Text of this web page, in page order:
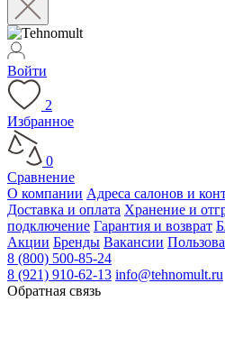
Войти
2
Избранное
0
Сравнение
О компании Адреса салонов и
Доставка и оплата Хранение и
подключение Гарантия и возврат
Акции Бренды Вакансии
8 (800) 500-85-24
8 (921) 910-62-13 info@tehnomult.ru
Обратная связь